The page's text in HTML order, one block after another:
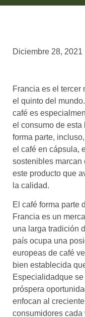
asociados
el café siempre tiene
algo nuevo que
enseñarnos
BOLSA DE
¡te imaginas vivir de tu pasión
por el café?
CONTACTO
¡queremos saber
Diciembre 28, 2021
Francia es el tercer
el quinto del
café es
el consumo de esta
forma parte,
el café en cápsula,
sostenibles marcan
este producto que
la calidad.
El café forma parte
Francia es un
una larga tradición
país ocupa una
europeas de café
bien establecida
Especialidadque
próspera
enfocan al
consumidores cada